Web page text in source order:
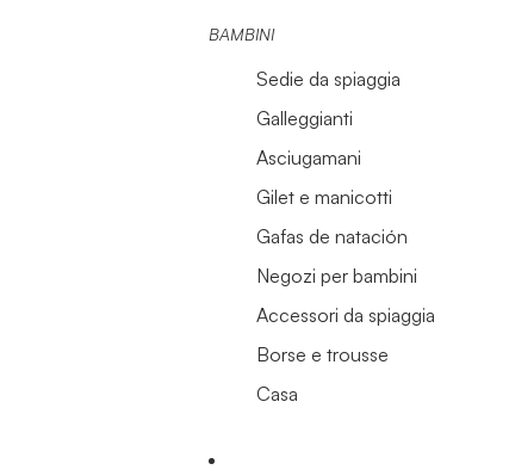
BAMBINI
Sedie da spiaggia
Galleggianti
Asciugamani
Gilet e manicotti
Gafas de natación
Negozi per bambini
Accessori da spiaggia
Borse e trousse
Casa